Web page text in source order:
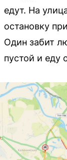
едут. На
остановку
Один забит
пустой и еду